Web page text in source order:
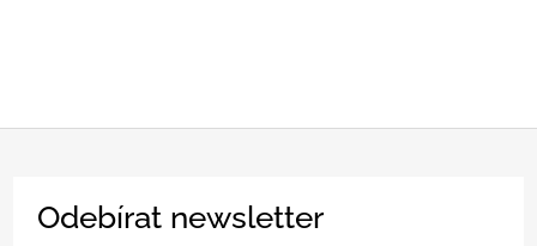
Odebírat newsletter